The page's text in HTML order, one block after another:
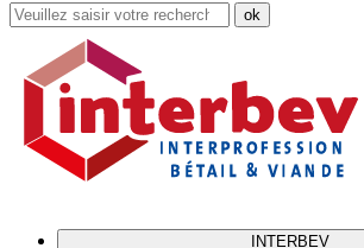
Rechercher
dans
site
INTERBEV